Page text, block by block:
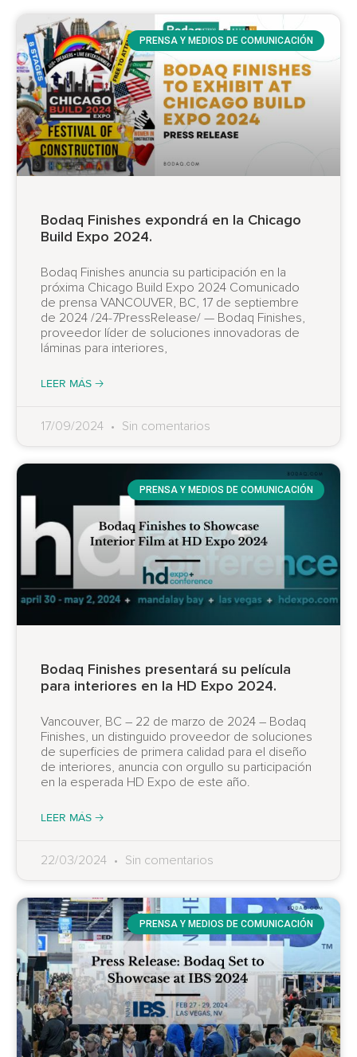
PRENSA Y MEDIOS DE COMUNICACIÓN
Bodaq Finishes expondrá en la Chicago
Build Expo 2024.
Bodaq Finishes anuncia su participación en la
próxima Chicago Build Expo 2024 Comunicado
de prensa VANCOUVER, BC, 17 de septiembre
de 2024 /24-7PressRelease/ — Bodaq Finishes,
proveedor líder de soluciones innovadoras de
láminas para interiores,
LEER MÁS 🡢
17/09/2024 Sin comentarios
PRENSA Y MEDIOS DE COMUNICACIÓN
Bodaq Finishes presentará su película
para interiores en la HD Expo 2024.
Vancouver, BC – 22 de marzo de 2024 – Bodaq
Finishes, un distinguido proveedor de soluciones
de superficies de primera calidad para el diseño
de interiores, anuncia con orgullo su participación
en la esperada HD Expo de este año.
LEER MÁS 🡢
22/03/2024 Sin comentarios
PRENSA Y MEDIOS DE COMUNICACIÓN